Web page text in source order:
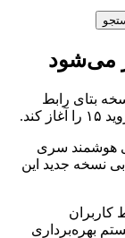
بتای رابط
هوشمند سری
نسخه جدید این
بهره‌برداری